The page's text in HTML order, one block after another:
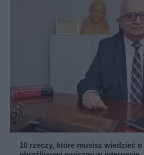
10 rzeczy, które musisz wiedzieć